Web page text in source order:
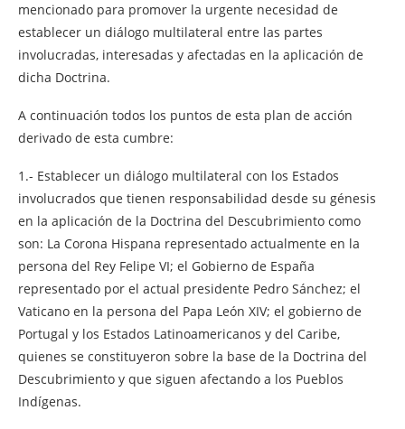
mencionado para promover la urgente necesidad de
establecer un diálogo multilateral entre las partes
involucradas, interesadas y afectadas en la aplicación de
dicha Doctrina.
A continuación todos los puntos de esta plan de acción
derivado de esta cumbre:
1.- Establecer un diálogo multilateral con los Estados
involucrados que tienen responsabilidad desde su génesis
en la aplicación de la Doctrina del Descubrimiento como
son: La Corona Hispana representado actualmente en la
persona del Rey Felipe VI; el Gobierno de España
representado por el actual presidente Pedro Sánchez; el
Vaticano en la persona del Papa León XIV; el gobierno de
Portugal y los Estados Latinoamericanos y del Caribe,
quienes se constituyeron sobre la base de la Doctrina del
Descubrimiento y que siguen afectando a los Pueblos
Indígenas.